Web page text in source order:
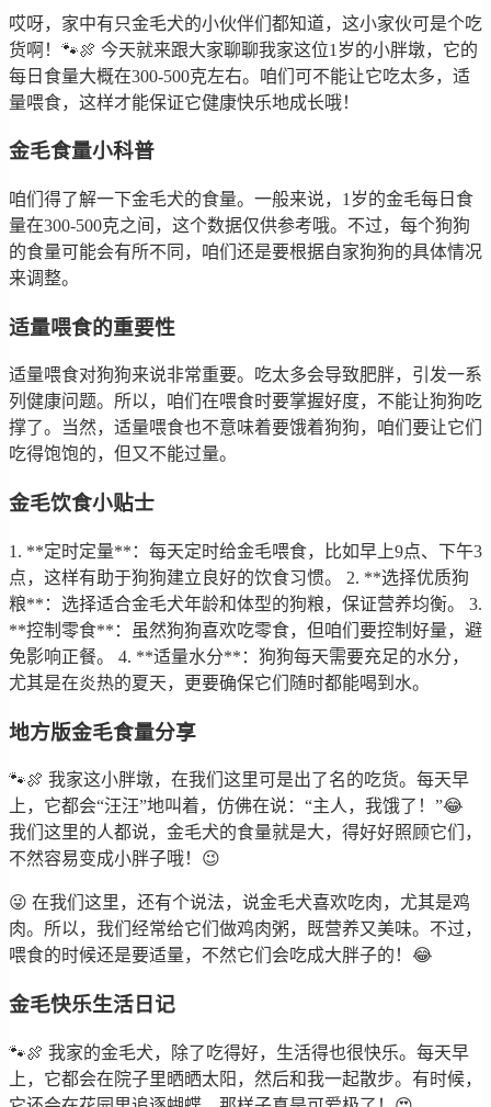
哎呀，家中有只金毛犬的小伙伴们都知道，这小家伙可是个吃
货啊！🐾🍖 今天就来跟大家聊聊我家这位1岁的小胖墩，它的
每日食量大概在300-500克左右。咱们可不能让它吃太多，适
量喂食，这样才能保证它健康快乐地成长哦！
金毛食量小科普
咱们得了解一下金毛犬的食量。一般来说，1岁的金毛每日食
量在300-500克之间，这个数据仅供参考哦。不过，每个狗狗
的食量可能会有所不同，咱们还是要根据自家狗狗的具体情况
来调整。
适量喂食的重要性
适量喂食对狗狗来说非常重要。吃太多会导致肥胖，引发一系
列健康问题。所以，咱们在喂食时要掌握好度，不能让狗狗吃
撑了。当然，适量喂食也不意味着要饿着狗狗，咱们要让它们
吃得饱饱的，但又不能过量。
金毛饮食小贴士
1. **定时定量**：每天定时给金毛喂食，比如早上9点、下午3
点，这样有助于狗狗建立良好的饮食习惯。 2. **选择优质狗
粮**：选择适合金毛犬年龄和体型的狗粮，保证营养均衡。 3.
**控制零食**：虽然狗狗喜欢吃零食，但咱们要控制好量，避
免影响正餐。 4. **适量水分**：狗狗每天需要充足的水分，
尤其是在炎热的夏天，更要确保它们随时都能喝到水。
地方版金毛食量分享
🐾🍖 我家这小胖墩，在我们这里可是出了名的吃货。每天早
上，它都会“汪汪”地叫着，仿佛在说：“主人，我饿了！”😂
我们这里的人都说，金毛犬的食量就是大，得好好照顾它们，
不然容易变成小胖子哦！😉
😜 在我们这里，还有个说法，说金毛犬喜欢吃肉，尤其是鸡
肉。所以，我们经常给它们做鸡肉粥，既营养又美味。不过，
喂食的时候还是要适量，不然它们会吃成大胖子的！😂
金毛快乐生活日记
🐾🍖 我家的金毛犬，除了吃得好，生活得也很快乐。每天早
上，它都会在院子里晒晒太阳，然后和我一起散步。有时候，